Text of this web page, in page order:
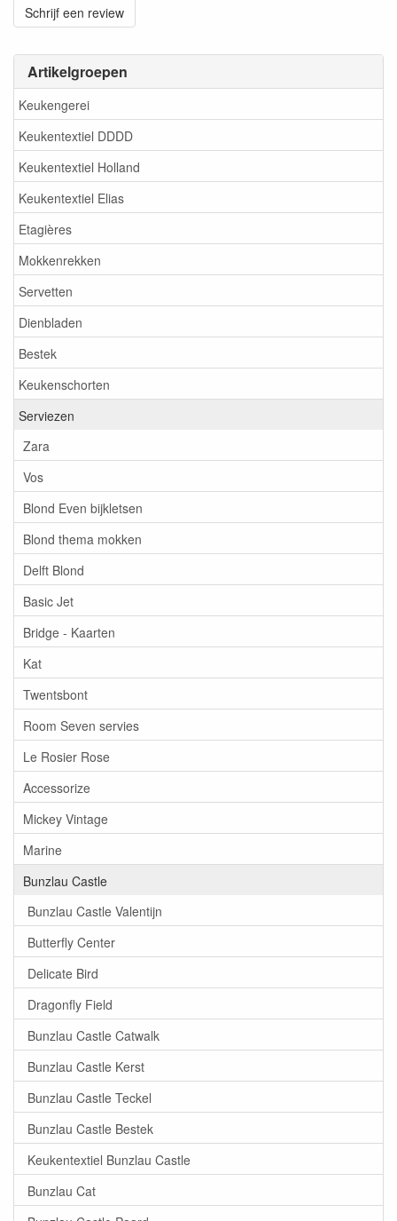
Artikelgroepen
Keukengerei
Keukentextiel DDDD
Keukentextiel Holland
Keukentextiel Elias
Etagières
Mokkenrekken
Servetten
Dienbladen
Bestek
Keukenschorten
Serviezen
Zara
Vos
Blond Even bijkletsen
Blond thema mokken
Delft Blond
Basic Jet
Bridge - Kaarten
Kat
Twentsbont
Room Seven servies
Le Rosier Rose
Accessorize
Mickey Vintage
Marine
Bunzlau Castle
Bunzlau Castle Valentijn
Butterfly Center
Delicate Bird
Dragonfly Field
Bunzlau Castle Catwalk
Bunzlau Castle Kerst
Bunzlau Castle Teckel
Bunzlau Castle Bestek
Keukentextiel Bunzlau Castle
Bunzlau Cat
Schrijf een review